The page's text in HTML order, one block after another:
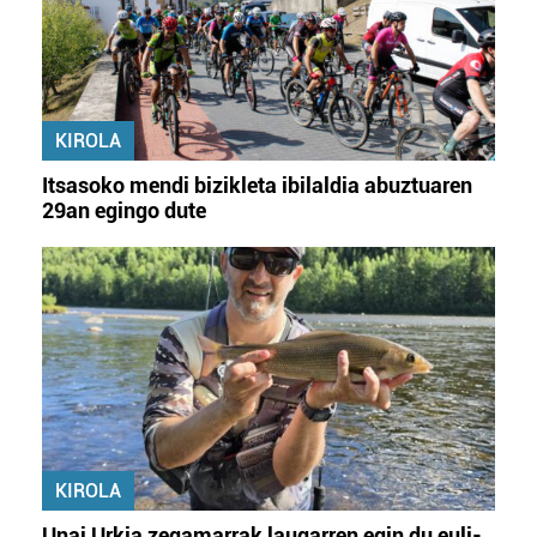
irakurri
KIROLA
Itsasoko mendi bizikleta ibilaldia abuztuaren
29an egingo dute
KIROLA